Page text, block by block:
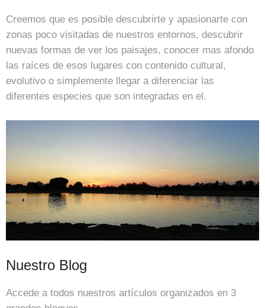
Creemos que es posible descubrirte y apasionarte con
zonas poco visitadas de nuestros entornos, descubrir
nuevas formas de ver los paisajes, conocer mas afondo
las raíces de esos lugares con contenido cultural,
evolutivo o simplemente llegar a diferenciar las
diferentes especies que son integradas en el.
Nuestro Blog
Accede a todos nuestros artículos organizados en 3